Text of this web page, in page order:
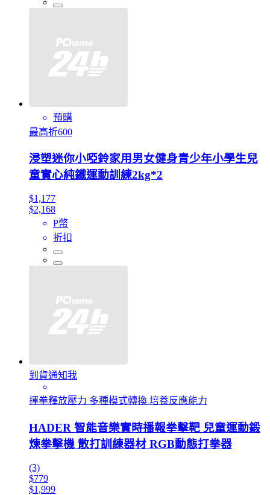
預購
最高折600
浸塑迷你小啞鈴家用男女健身青少年小學生兒
童實心純鐵運動訓練2kg*2
$1,177
$2,168
P幣
折扣
到貨通知我
揮拳釋放壓力 多種模式轉換 培養反應能力
HADER 智能音樂實時播報拳擊靶 兒童運動鍛
煉拳擊機 散打訓練器材 RGB動態打拳器
(3)
$779
$1,999